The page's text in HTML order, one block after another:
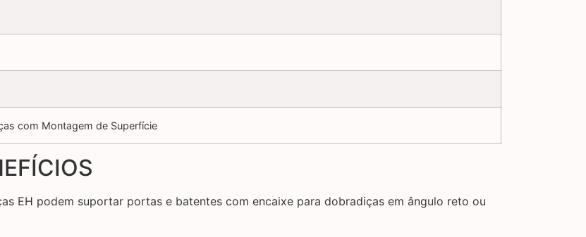
com Montagem de Superfície
EH podem suportar portas e batentes com encaixe para dobradiças em ângulo reto ou